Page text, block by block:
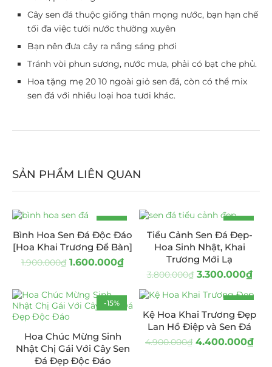
Cây sen đá thuộc giống thân mọng nước, bạn hạn chế
tối đa việc tưới nước thường xuyên
Bạn nên đưa cây ra nắng sáng phơi
Tránh vòi phun sương, nước mưa, phải có bạt che phủ.
Hoa tặng mẹ 20 10 ngoài giỏ sen đá, còn có thể mix
sen đá với nhiều loại hoa tươi khác.
SẢN PHẨM LIÊN QUAN
-16%
Bình Hoa Sen Đá Độc Đáo
[Hoa Khai Trương Để Bàn]
1.900.000₫ 1.600.000₫
-13%
Tiểu Cảnh Sen Đá Đẹp-
Hoa Sinh Nhật, Khai
Trương Mới Lạ
3.800.000₫ 3.300.000₫
-15%
Hoa Chúc Mừng Sinh
Nhật Chị Gái Với Cây Sen
Đá Đẹp Độc Đáo
-10%
Kệ Hoa Khai Trương Đẹp
Lan Hồ Điệp và Sen Đá
4.900.000₫ 4.400.000₫